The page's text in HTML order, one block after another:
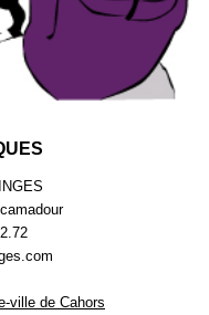
ville de Cahors